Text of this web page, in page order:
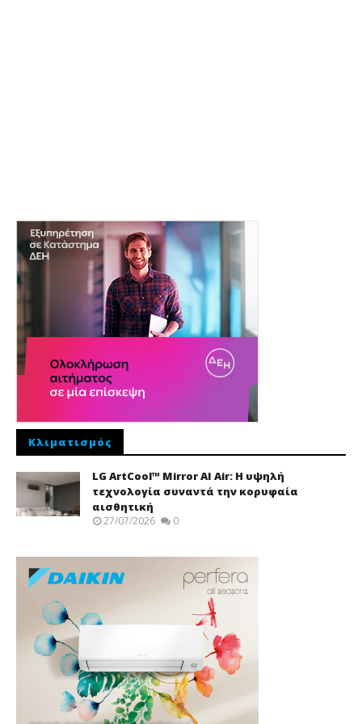
Κλιματισμός
LG ArtCool™ Mirror AI Air: Η υψηλή
τεχνολογία συναντά την κορυφαία
αισθητική
27/07/2026 0